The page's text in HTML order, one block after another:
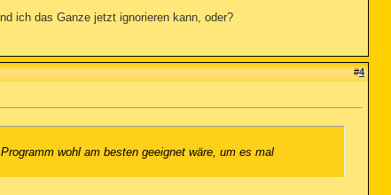
ich das Ganze jetzt ignorieren kann, oder?
#4
wohl am besten geeignet wäre, um es mal